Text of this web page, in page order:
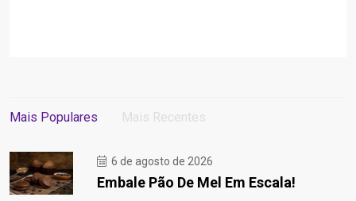
Mais Populares Mais Recentes
6 de agosto de 2026
Embale Pão De Mel Em Escala!